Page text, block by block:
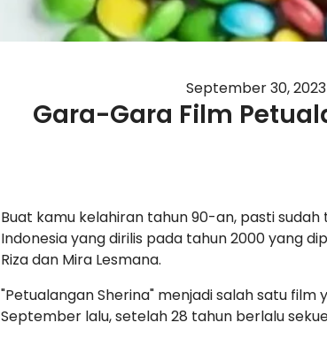
September 30, 2023
Gara-Gara Film
Buat kamu kelahiran tahun 90-an, pasti
Indonesia yang dirilis pada tahun 2000 yang
Riza dan Mira Lesmana.
"Petualangan Sherina" menjadi salah satu
September lalu, setelah 28 tahun berlalu